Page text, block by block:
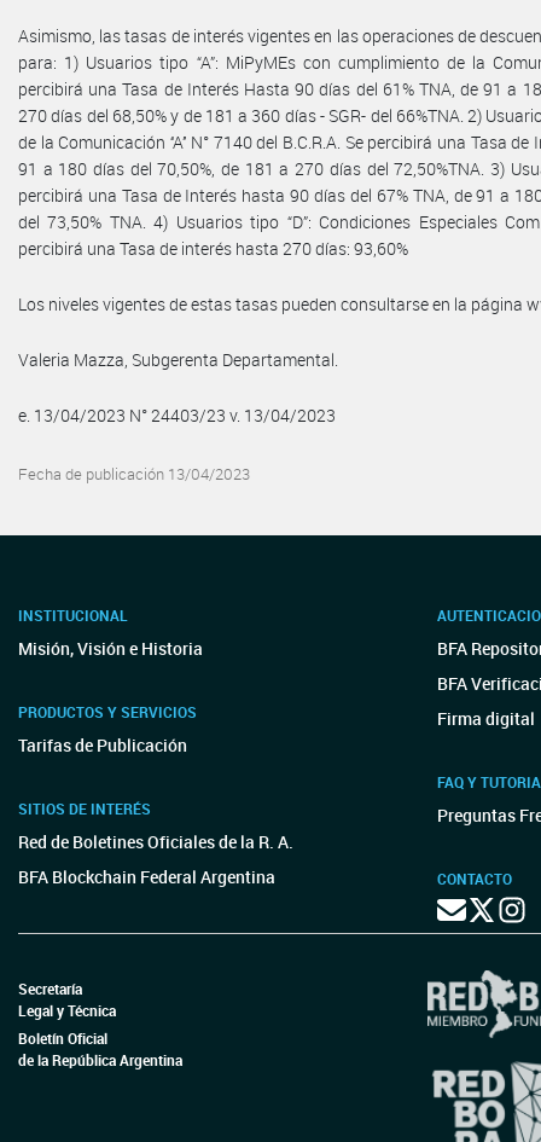
Asimismo, las tasas de interés vigentes en las operaciones de
para: 1) Usuarios tipo “A”: MiPyMEs con cumplimiento de la
percibirá una Tasa de Interés Hasta 90 días del 61% TNA, de 91 a
270 días del 68,50% y de 181 a 360 días - SGR- del 66%TNA. 2)
de la Comunicación ‘‘A’’ N° 7140 del B.C.R.A. Se percibirá una Tasa
91 a 180 días del 70,50%, de 181 a 270 días del 72,50%TNA. 3)
percibirá una Tasa de Interés hasta 90 días del 67% TNA, de 91 a
del 73,50% TNA. 4) Usuarios tipo “D”: Condiciones Especiales
percibirá una Tasa de interés hasta 270 días: 93,60%
Los niveles vigentes de estas tasas pueden consultarse en la página
Valeria Mazza, Subgerenta Departamental.
e. 13/04/2023 N° 24403/23 v. 13/04/2023
Fecha de publicación 13/04/2023
INSTITUCIONAL
Misión, Visión e Historia
PRODUCTOS Y SERVICIOS
Tarifas de Publicación
SITIOS DE INTERÉS
Red de Boletines Oficiales de la R. A.
BFA Blockchain Federal Argentina
BFA
BFA
Firma digital
FAQ Y
Preguntas
CONTACTO
Secretaría
Legal y Técnica
Boletín Oficial
de la República Argentina